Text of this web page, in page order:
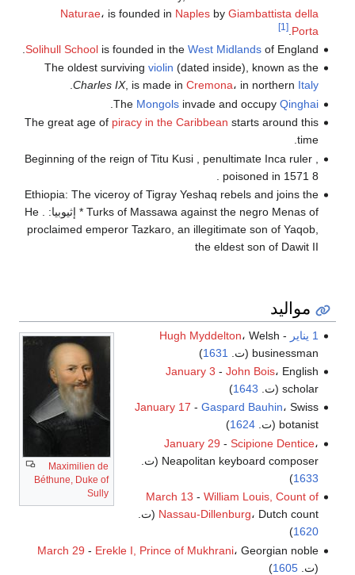
Naturae، is founded in Naplesby Giambattista della
Porta
.
[1]
Solihull Schoolis founded in the West Midlandsof England.
The oldest surviving violin (dated inside), known as the
Charles IX, is made in Cremona، in northern Italy
.
The Mongolsinvade and occupy Qinghai
The great age of piracy in the Caribbean starts around this
time.
Beginning of the reign of Titu Kusi , penultimate Inca ruler ,
poisoned in 1571 8 .
Ethiopia: The viceroy of Tigray Yeshaq rebels and joins the
Turks of Massawa against the negro Menas of * إثيوبيا: . He
proclaimed emperor Tazkaro, an illegitimate son of Yaqob,
the eldest son of Dawit II
مواليد
Maximilien de
Béthune, Duke of
Sully
1 يناير -
Hugh Myddelton، Welsh
businessman (ت.
1631
)
January 3 - John Bois، English
scholar (ت.
1643
)
January 17 - Gaspard Bauhin، Swiss
botanist (ت.
1624
)
January 29 - Scipione Dentice،
Neapolitan keyboard composer (ت.
1633
)
March 13 - William Louis, Count of
Nassau-Dillenburg، Dutch count (ت.
1620
)
March 29 - Erekle I, Prince of Mukhrani، Georgian noble
(ت.1605
)